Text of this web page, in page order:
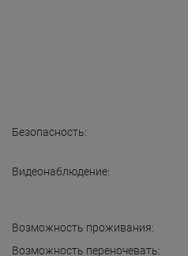
Безопасность:
Видеонаблюдение:
Возможность проживания:
Возможность переночевать: